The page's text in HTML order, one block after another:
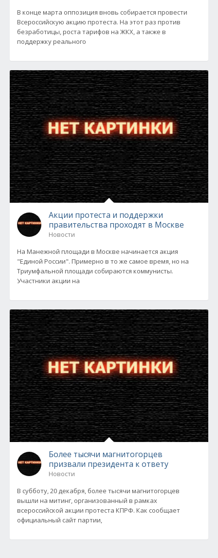
В конце марта оппозиция вновь собирается провести
Всероссийскую акцию протеста. На этот раз против
безработицы, роста тарифов на ЖКХ, а также в
поддержку реального
Акции протеста и поддержки
правительства проходят в Москве
Новости
На Манежной площади в Москве начинается акция
"Единой России". Примерно в то же самое время, но на
Триумфальной площади собираются коммунисты.
Участники акции на
Более тысячи магнитогорцев
призвали президента к ответу
Новости
В субботу, 20 декабря, более тысячи магнитогорцев
вышли на митинг, организованный в рамках
всероссийской акции протеста КПРФ. Как сообщает
официальный сайт партии,